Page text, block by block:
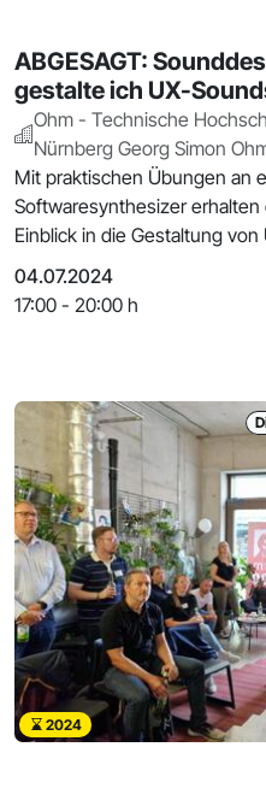
ABGESAGT:
gestalte ich UX-
Ohm - Technische
Nürnberg Georg Simon
Mit praktischen Übungen an
Softwaresynthesizer
Einblick in die Gestaltung von
04.07.2024
17:00 - 20:00 h
2024